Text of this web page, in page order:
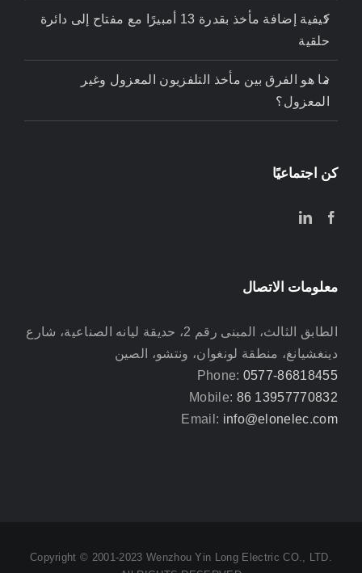
كيفية إضافة مأخذ بقدرة 13 أمبيرًا مع مفتاح إلى دائرة
حلقية
ما هو الفرق بين مأخذ التلفزيون المعزول وغير
المعزول؟
كن اجتماعيًا
معلومات الاتصال
الطابق الثالث، المبنى رقم 2، حديقة ليانه الصناعية، شارع
دينغشيانغ، منطقة لونغوان، ونتشو، الصين
Phone: 0577-86818455
Mobile: 86 13957770832
Email: info@elonelec.com
Copyright © 2001-2023 Wenzhou Yin Long Electric CO., LTD.